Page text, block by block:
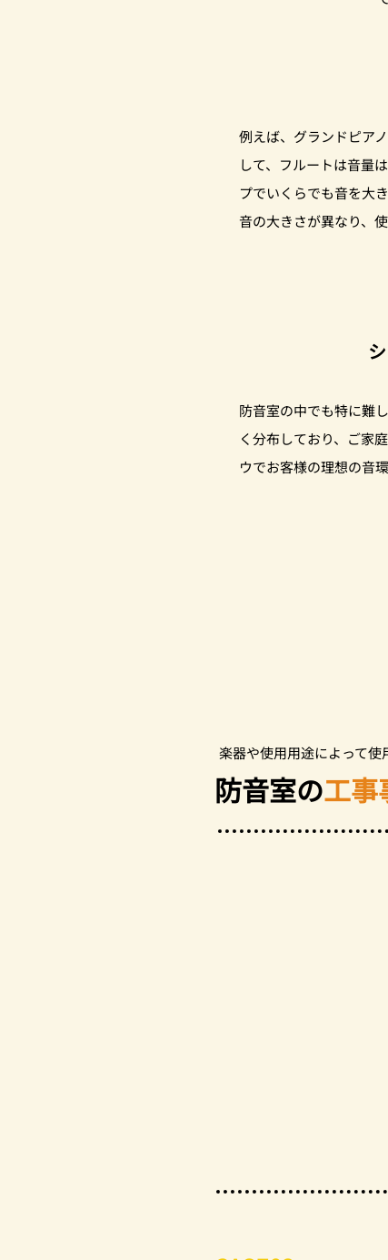
例えば、グランドピア
して、フルートは音量
プでいくらでも音を大
音の大きさが異なり、
防音室の中でも特に難
く分布しており、ご家
ウでお客様の理想の音
防音室の工事
楽器や使用用途によって使